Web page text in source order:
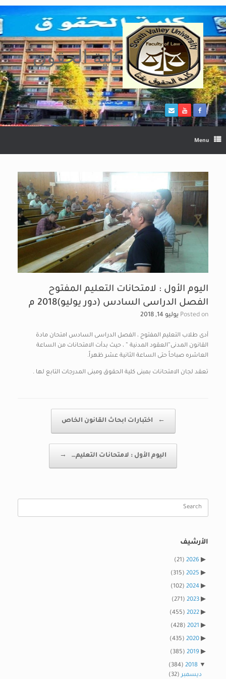
Skip
to
content
كلية الحقوق
Menu
اليوم الأول : لامتحانات التعليم المفتوح
الفصل الدراسى السادس (دور يوليو)2018 م
Posted on يوليو 14, 2018
أدى طلاب التعليم المفتوح ، الفصل الدراسى السادس امتحان مادة
القانون المدنى”العقود المدنية ” ، حيث بدأت الامتحانات من الساعة
العاشره صباحاً حتى الساعة الثانية عشر ظهراً.
تعقد لجان الامتحانات بمبنى كلية الحقوق ومبنى المدرجات التابع لها .
← اختبارات ابحاث القانون الخاص
اليوم الأول : لامتحانات التعليم… →
الأرشيف
2026
(21)
2025
(315)
2024
(102)
2023
(271)
2022
(455)
2021
(428)
2020
(435)
2019
(385)
2018
(384)
ديسمبر (32)